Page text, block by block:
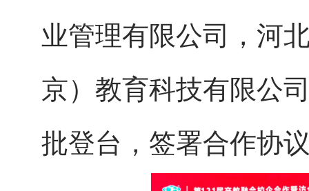
业管理有限公司，河
京）教育科技有限公
批登台，签署合作协